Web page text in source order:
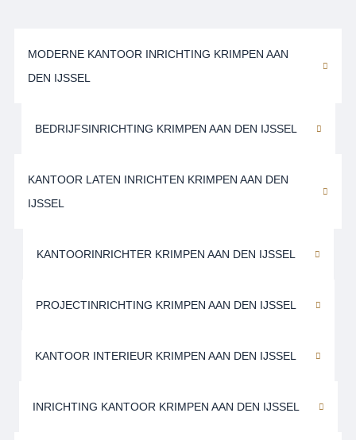
MODERNE KANTOOR INRICHTING KRIMPEN AAN
DEN IJSSEL
BEDRIJFSINRICHTING KRIMPEN AAN DEN IJSSEL
KANTOOR LATEN INRICHTEN KRIMPEN AAN DEN
IJSSEL
KANTOORINRICHTER KRIMPEN AAN DEN IJSSEL
PROJECTINRICHTING KRIMPEN AAN DEN IJSSEL
KANTOOR INTERIEUR KRIMPEN AAN DEN IJSSEL
INRICHTING KANTOOR KRIMPEN AAN DEN IJSSEL